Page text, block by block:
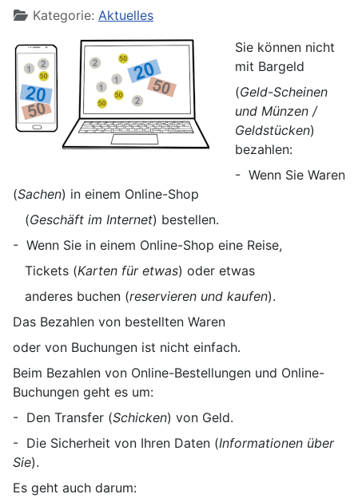
DetailsKategorie: Aktuelles
Sie können nicht
mit Bargeld
(Geld-Scheinen
und Münzen /
Geldstücken)
bezahlen:
- Wenn Sie Waren
(Sachen) in einem Online-Shop
(Geschäft im Internet) bestellen.
- Wenn Sie in einem Online-Shop eine Reise,
Tickets (Karten für etwas) oder etwas
anderes buchen (reservieren und kaufen).
Das Bezahlen von bestellten Waren
oder von Buchungen ist nicht einfach.
Beim Bezahlen von Online-Bestellungen und Online-
Buchungen geht es um:
- Den Transfer (Schicken) von Geld.
- Die Sicherheit von Ihren Daten (Informationen über
Sie).
Es geht auch darum: